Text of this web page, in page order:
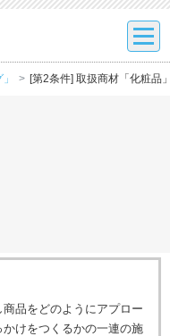
[第2条件] 取扱商材「化粧品
品をどのようにアプロー
けをつくるかの一連の施